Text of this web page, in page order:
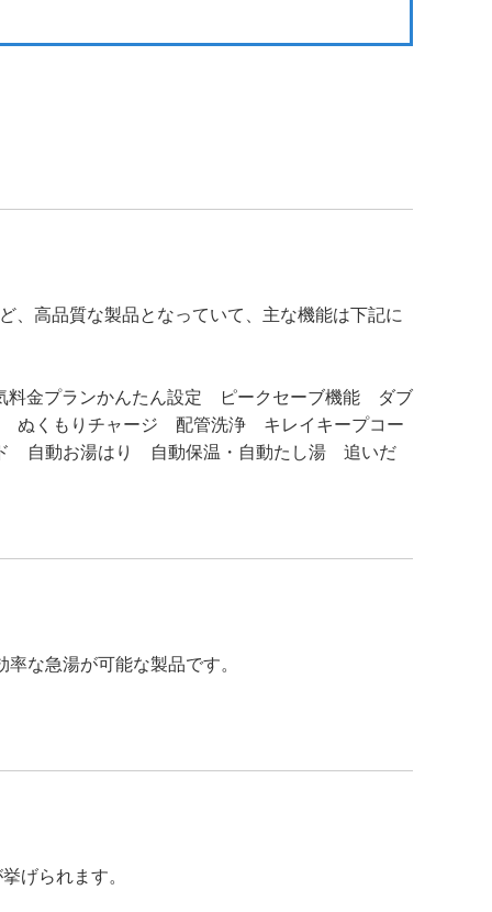
、高品質な製品となっていて、主な機能は下記に
料金プランかんたん設定 ピークセーブ機能 ダブ
ぬくもりチャージ 配管洗浄 キレイキープコー
自動お湯はり 自動保温・自動たし湯 追いだ
な急湯が可能な製品です。
げられます。